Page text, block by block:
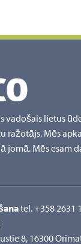
vadošais lietus
ražotājs. Mēs
jomā. Mēs esam
tel. +358 2631
8, 16300